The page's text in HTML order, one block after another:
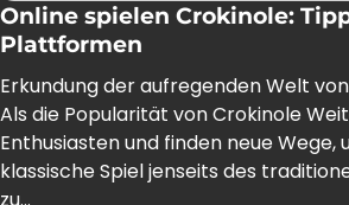
Online spielen Crokinole:
Plattformen
Erkundung der aufregenden Welt
Als die Popularität von Crokinole
Enthusiasten und finden neue Wege,
klassische Spiel jenseits des